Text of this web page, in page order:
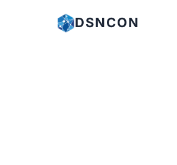
DSNCON